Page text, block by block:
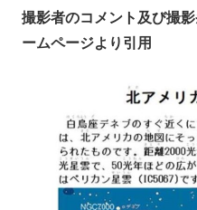
撮影者のコメント及び撮
ームページより引用